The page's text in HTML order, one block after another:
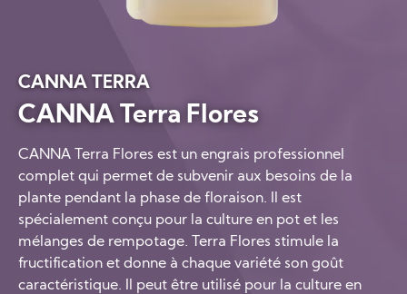
CANNA TERRA
CANNA Terra Flores
CANNA Terra Flores est un engrais professionnel
complet qui permet de subvenir aux besoins de la
plante pendant la phase de floraison. Il est
spécialement conçu pour la culture en pot et les
mélanges de rempotage. Terra Flores stimule la
fructification et donne à chaque variété son goût
caractéristique. Il peut être utilisé pour la culture en